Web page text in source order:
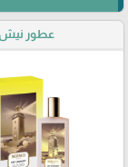
عطور نيش